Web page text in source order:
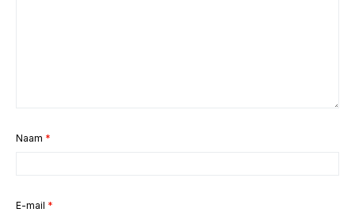
Naam *
E-mail *